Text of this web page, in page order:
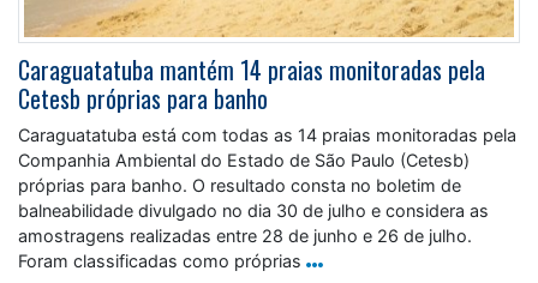
Caraguatatuba mantém 14 praias monitoradas pela
Cetesb próprias para banho
Caraguatatuba está com todas as 14 praias monitoradas pela
Companhia Ambiental do Estado de São Paulo (Cetesb)
próprias para banho. O resultado consta no boletim de
balneabilidade divulgado no dia 30 de julho e considera as
amostragens realizadas entre 28 de junho e 26 de julho.
Foram classificadas como próprias